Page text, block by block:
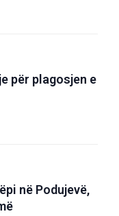
për plagosjen e
në Podujevë,